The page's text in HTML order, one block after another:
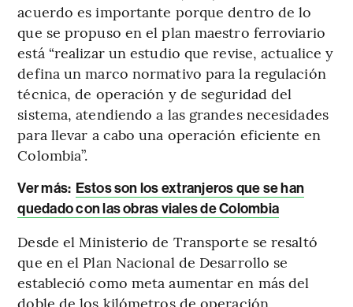
acuerdo es importante porque dentro de lo
que se propuso en el plan maestro ferroviario
está “realizar un estudio que revise, actualice y
defina un marco normativo para la regulación
técnica, de operación y de seguridad del
sistema, atendiendo a las grandes necesidades
para llevar a cabo una operación eficiente en
Colombia”.
Ver más: Estos son los extranjeros que se han
quedado con las obras viales de Colombia
Desde el Ministerio de Transporte se resaltó
que en el Plan Nacional de Desarrollo se
estableció como meta aumentar en más del
doble de los kilómetros de operación